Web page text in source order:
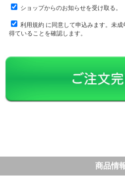
ショップからのお知らせを受け取る。
利用規約に同意して申込みます。未
得ていることを確認します。
商品情